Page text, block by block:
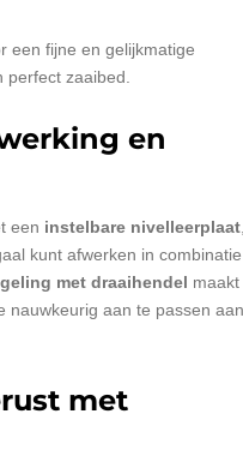
een fijne en gelijkmatige
zaaibed.
en
een instelbare nivelleerplaat,
kunt afwerken in combinatie
met draaihendel maakt
nauwkeurig aan te passen aan
met